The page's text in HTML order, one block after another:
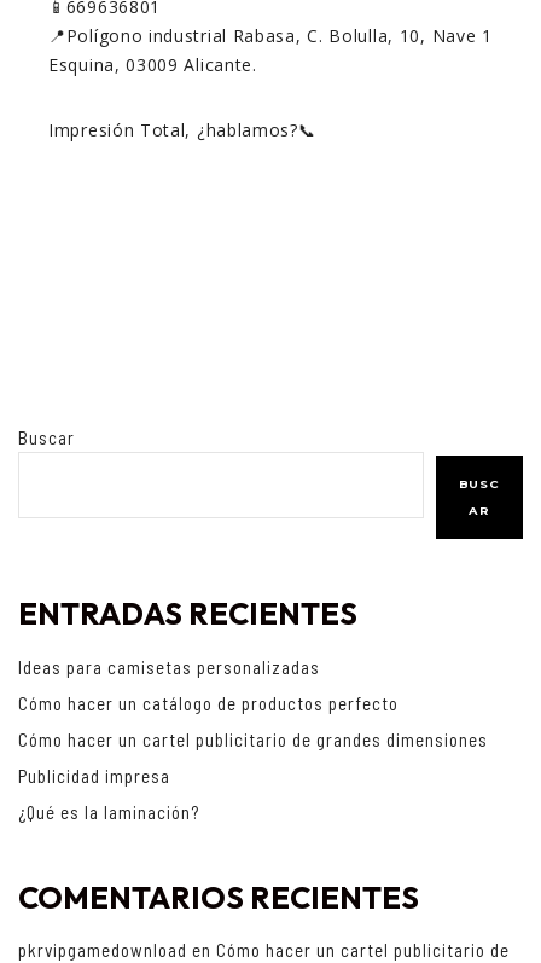
📱669636801
📍Polígono industrial Rabasa, C. Bolulla, 10, Nave 1
Esquina, 03009 Alicante.
Impresión Total, ¿hablamos?📞
Buscar
BUSC
AR
ENTRADAS RECIENTES
Ideas para camisetas personalizadas
Cómo hacer un catálogo de productos perfecto
Cómo hacer un cartel publicitario de grandes dimensiones
Publicidad impresa
¿Qué es la laminación?
COMENTARIOS RECIENTES
pkrvipgamedownload en Cómo hacer un cartel publicitario de